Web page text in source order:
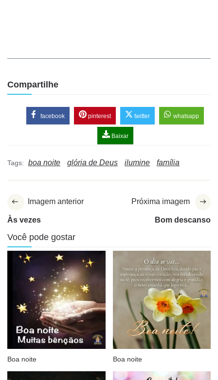
Compartilhe
facebook pinterest twitter whatsapp
Baixar
Tags: boa noite glória de Deus ilumine família
Imagem anterior
Às vezes
Próxima imagem
Bom descanso
Você pode gostar
Boa noite Boa noite